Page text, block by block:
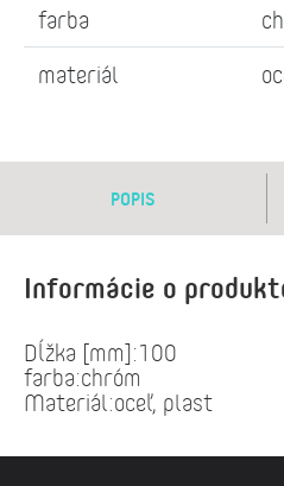
farba
materiál
POPIS
Informácie o
Dĺžka [mm]:100
farba:chróm
Materiál:oceľ, plast